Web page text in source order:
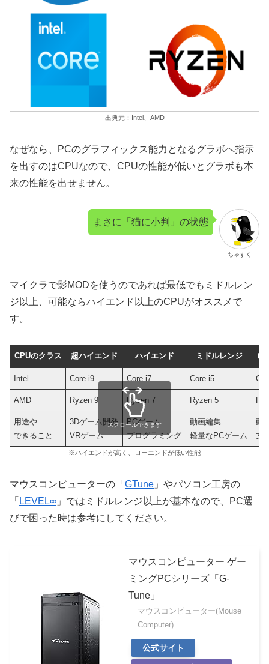
出典元：Intel、AMD
なぜなら、PCのグラフィックス能力となるグラボへ指示
を出すのはCPUなので、CPUの性能が低いとグラボも本
来の性能を出せません。
ちゃすく
まさに「猫に小判」の状態
マイクラで影MODを使うのであれば最低でもミドルレン
ジ以上、可能ならハイエンド以上のCPUがオススメで
す。
CPUのクラス 超ハイエンド ハイエンド ミドルレンジ ロ
Intel Core i9 Core i7 Core i5
AMD Ryzen 9 Ryzen 7 Ryzen 5
用途や
できること
3Dゲーム開発
VRゲーム
PCゲーム
プログラミング
動画編集
軽量なPCゲーム
動
文
スクロールできます
※ハイエンドが高く、ローエンドが低い性能
マウスコンピューターの「 GTune 」やパソコン工房の
「 LEVEL∞ 」ではミドルレンジ以上が基本なので、PC選
びで困った時は参考にしてください。
マウスコンピューター ゲー
ミングPCシリーズ「G-
Tune」
マウスコンピューター(Mouse
Computer)
公式サイト